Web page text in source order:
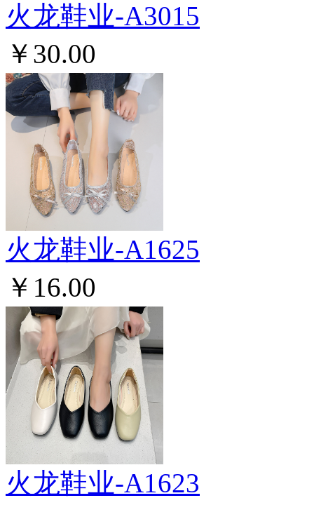
火龙鞋业-A3015
￥30.00
火龙鞋业-A1625
￥16.00
火龙鞋业-A1623